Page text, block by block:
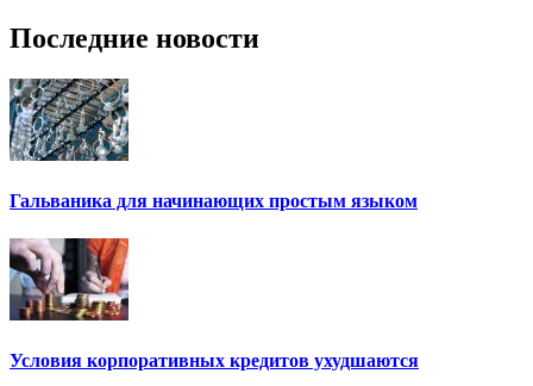
Последние новости
Гальваника для начинающих простым языком
Условия корпоративных кредитов ухудшаются